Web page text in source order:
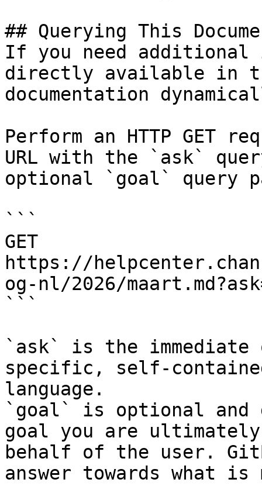
## Querying This
If you need
directly available in
documentation
Perform an HTTP GET
URL with the `ask`
optional `goal` query
```
GET
https://
og-nl/2026/
```
`ask` is the
specific, self-
language.
`goal` is optional and
goal you are
behalf of the user.
answer towards what